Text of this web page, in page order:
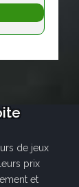
de jeux
prix
et